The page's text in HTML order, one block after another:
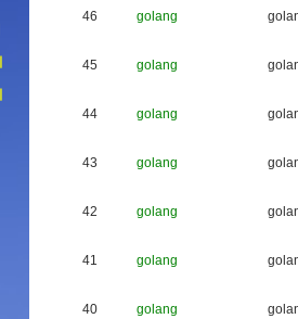
46 golang go a
45 golang go a
44 golang go a
43 golang go a
42 golang go a
41 golang go a
40 golang go a